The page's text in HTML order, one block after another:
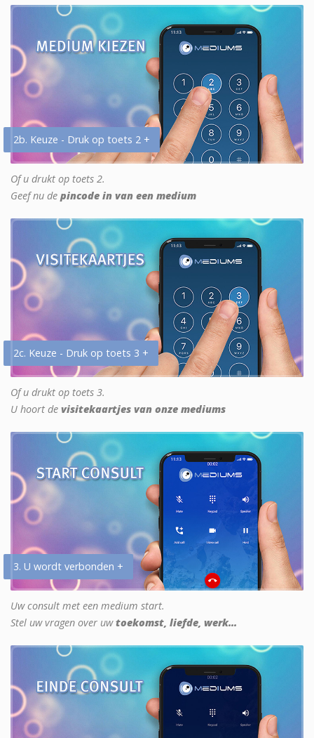
2b. Keuze - Druk op toets 2 +
Of u drukt op toets 2.
Geef nu de pincode in van een medium
2c. Keuze - Druk op toets 3 +
Of u drukt op toets 3.
U hoort de visitekaartjes van onze mediums
3. U wordt verbonden +
Uw consult met een medium start.
Stel uw vragen over uwtoekomst, liefde, werk...